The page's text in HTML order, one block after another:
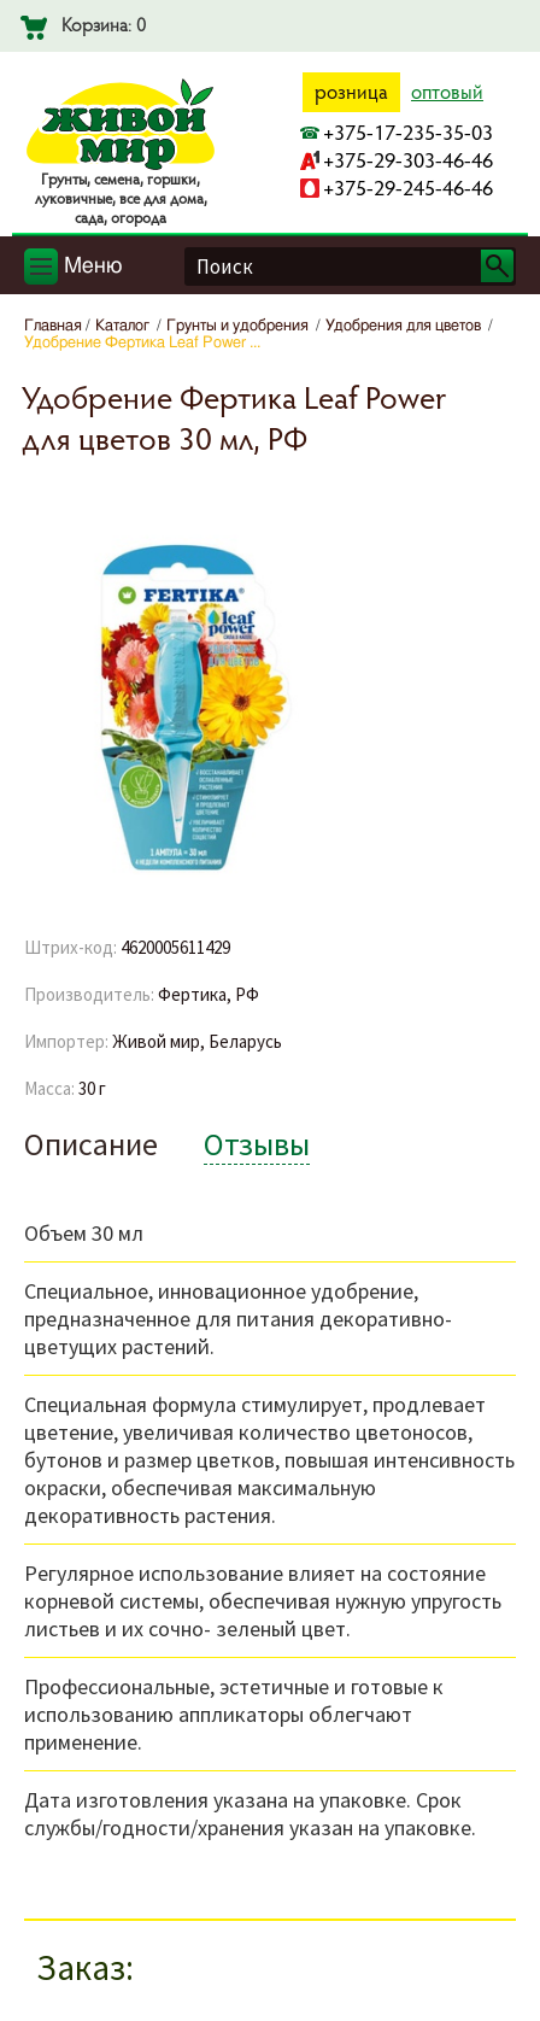
Корзина: 0
Гpyнты, ceмeнa, гopшки,
лyкoвичныe, вce для дoмa,
caдa, oгopoдa
розница оптовый
+375-17-235-35-03
+375-29-303-46-46
+375-29-245-46-46
Меню
Главная Каталог Грунты и удобрения
Удобрения для цветов
Удобрение Фертика Leaf Power ...
Удобрение Фертика Leaf Power
для цветов 30 мл, РФ
Штрих-код: 4620005611429
Производитель: Фертика, РФ
Импортер: Живой мир, Беларусь
Масса: 30 г
Описание Отзывы
Объем 30 мл
Специальное, инновационное удобрение,
предназначенное для питания декоративно-
цветущих растений.
Специальная формула стимулирует, продлевает
цветение, увеличивая количество цветоносов,
бутонов и размер цветков, повышая интенсивность
окраски, обеспечивая максимальную
декоративность растения.
Регулярное использование влияет на состояние
корневой системы, обеспечивая нужную упругость
листьев и их сочно- зеленый цвет.
Профессиональные, эстетичные и готовые к
использованию аппликаторы облегчают
применение.
Дата изготовления указана на упаковке. Срок
службы/годности/хранения указан на упаковке.
Заказ